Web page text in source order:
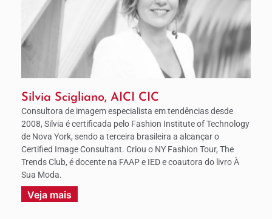
Silvia Scigliano, AICI CIC
Consultora de imagem especialista em tendências desde
2008, Silvia é certificada pelo Fashion Institute of Technology
de Nova York, sendo a terceira brasileira a alcançar o
Certified Image Consultant. Criou o NY Fashion Tour, The
Trends Club, é docente na FAAP e IED e coautora do livro À
Sua Moda.
Veja mais